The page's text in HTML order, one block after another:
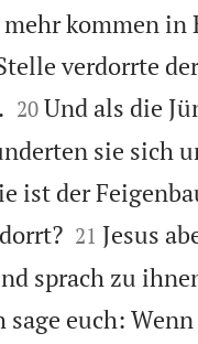
kommen in
verdorrte


20 Und als die
sie sich
ist der

21 Jesus
sprach zu
sage euch: